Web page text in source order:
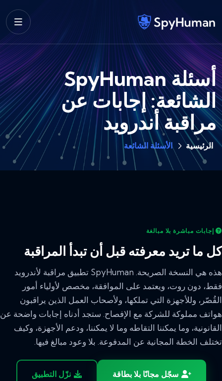
أسئلة SpyHuman
الشائعة: إجابات عن
مراقبة أندرويد
الرئيسية الأسئلة الشائعة
إجابات مباشرة بلا مبالغة
كل ما تريد معرفته قبل أن تبدأ المراقبة
هذه هي النسخة الصريحة. SpyHuman تطبيق مراقبة لأندرويد
فقط، دون روت، ويعتمد على الموافقة، مخصص لأولياء أمور
القُصّر، وللأجهزة التي تملكها، ولأصحاب العمل الذين يراقبون
هواتف مملوكة للشركة مع الإفصاح. ستجد أدناه إجابات واضحة عن
القانونية، وما يمكننا التقاطه وما لا يمكننا، ودعم الأجهزة، وكيف
تختلف الخطة المجانية عن المدفوعة. بلا وعود مبالغ فيها.
سجّل مجانًا بلا بطاقة نزّل التطبيق